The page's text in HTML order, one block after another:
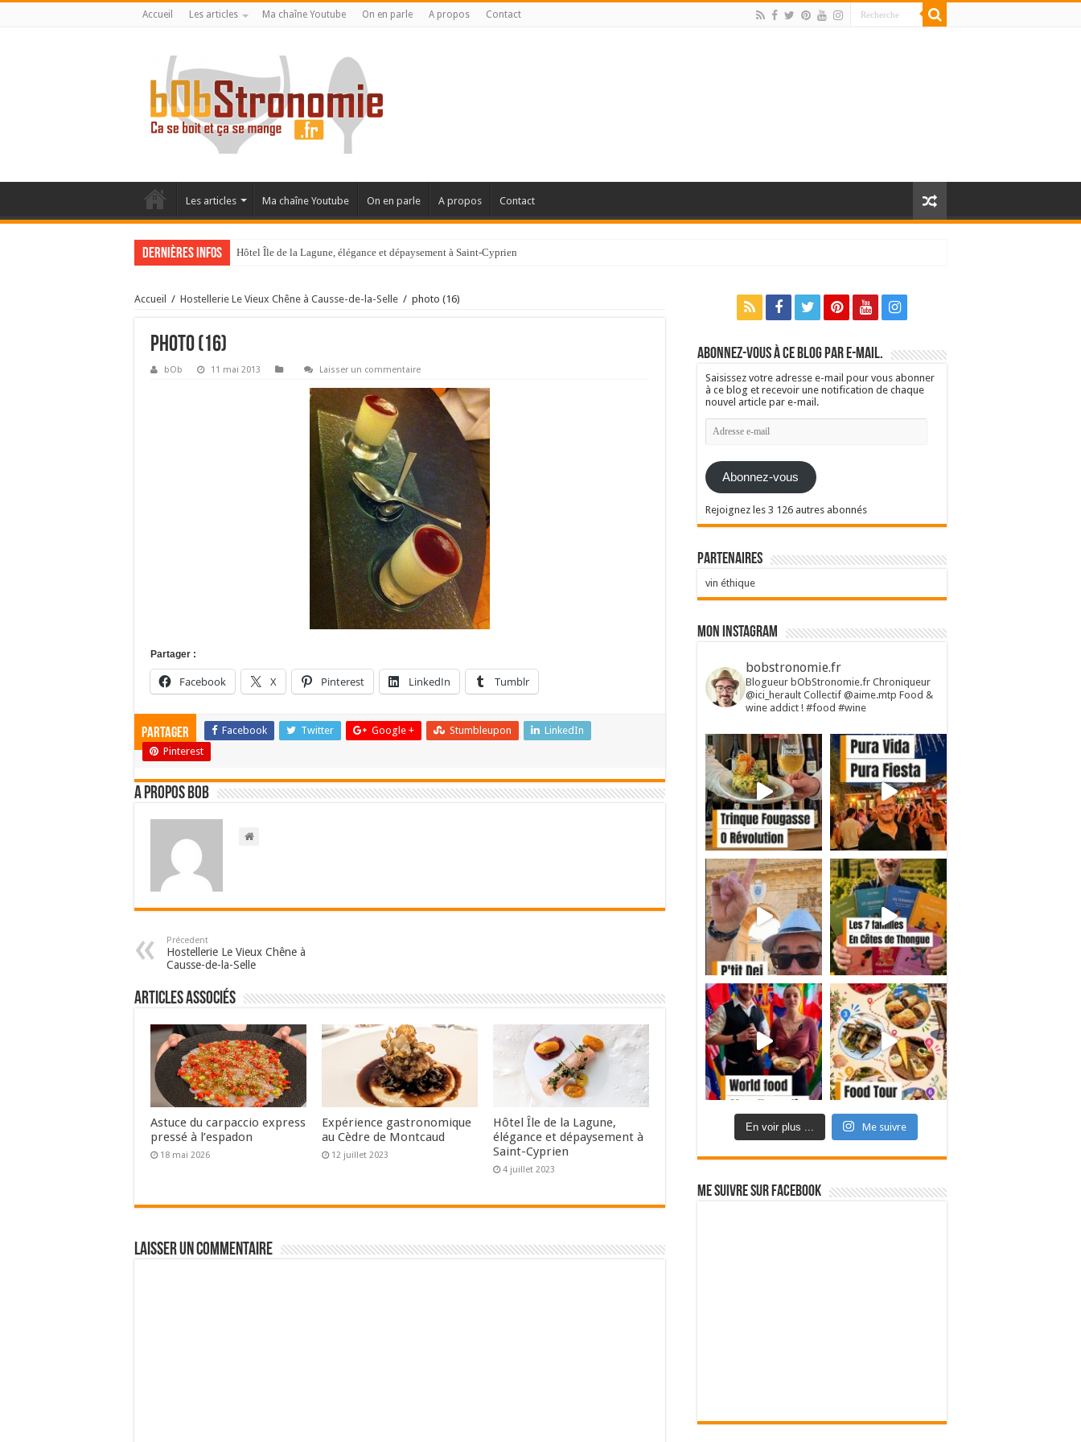
Accueil Les articles Ma chaîne Youtube On en parle A propos Contact
Les articles Ma chaîne Youtube On en parle A propos Contact
Dernières infos Hôtel Île de la Lagune, élégance et dépaysement à Saint-Cyprien
La Villa Duflot, pépite perpignanaise
Accueil / Hostellerie Le Vieux Chêne à Causse-de-la-Selle / photo (16)
photo (16)
bOb 11 mai 2013 Laisser un commentaire
Partager :
Facebook X Pinterest LinkedIn Tumblr
Partager Facebook Twitter Google + Stumbleupon
LinkedIn
Pinterest
A propos bOb
Précedent
Hostellerie Le Vieux Chêne à
Causse-de-la-Selle
Articles associés
Astuce du carpaccio express
pressé à l’espadon
18 mai 2026
Expérience gastronomique
au Cèdre de Montcaud
12 juillet 2023
Hôtel Île de la Lagune,
élégance et dépaysement à
Saint-Cyprien
4 juillet 2023
Laisser un commentaire
Abonnez-vous à ce blog par e-mail.
Saisissez votre adresse e-mail pour vous abonner
à ce blog et recevoir une notification de chaque
nouvel article par e-mail.
Adresse
e-
Abonnez-vous
Rejoignez les 3 126 autres abonnés
Partenaires
vin éthique
Mon Instagram
bobstronomie.fr
Blogueur bObStronomie.fr Chroniqueur
@ici_herault Collectif @aime.mtp Food &
wine addict ! #food #wine
En voir plus ... Me suivre
Me suivre sur Facebook